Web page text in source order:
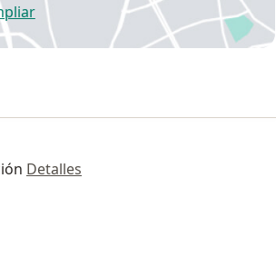
se abre en una nueva pestaña
Detalles